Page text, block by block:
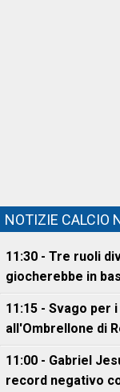
NOTIZIE CALCIO
11:30 - Tre ruoli
giocherebbe in
11:15 - Svago per
all'Ombrellone di
11:00 - Gabriel
record negativo